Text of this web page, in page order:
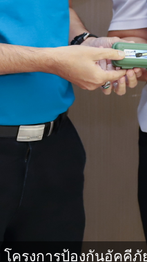
รงการป้องกันอัคคี